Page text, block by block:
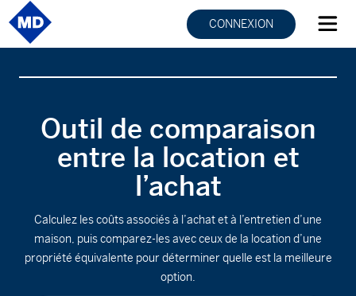
CONNEXION
Outil de comparaison
entre la location et
l’achat
Calculez les coûts associés à l’achat et à l’entretien d’une
maison, puis comparez-les avec ceux de la location d’une
propriété équivalente pour déterminer quelle est la meilleure
option.